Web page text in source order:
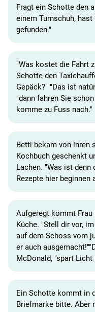
Fragt ein Schotte den
einem Turnschuh,
gefunden."
"Was kostet die Fahrt
Schotte den
Gepäck?" "Das ist
"dann fahren Sie
komme zu Fuss nach."
Betti bekam von ihren
Kochbuch geschenkt
Lachen. "Was ist denn
Rezepte hier
Aufgeregt kommt
Küche. "Stell dir vor,
auf dem Schoss vom
er auch
McDonald, "spart Licht
Ein Schotte kommt in
Briefmarke bitte. Aber